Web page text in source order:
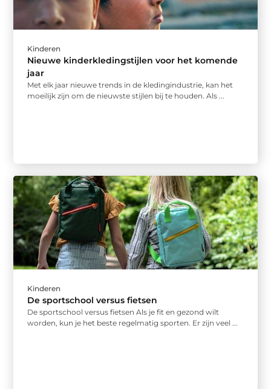
Kinderen
Nieuwe kinderkledingstijlen voor het komende
jaar
Met elk jaar nieuwe trends in de kledingindustrie, kan het
moeilijk zijn om de nieuwste stijlen bij te houden. Als ...
Kinderen
De sportschool versus fietsen
De sportschool versus fietsen Als je fit en gezond wilt
worden, kun je het beste regelmatig sporten. Er zijn veel ...